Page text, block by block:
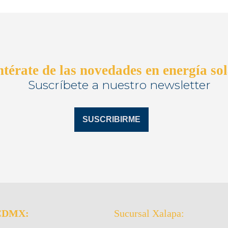
de las novedades en energía
Suscríbete a nuestro newsletter
SUSCRIBIRME
Sucursal Xalapa: